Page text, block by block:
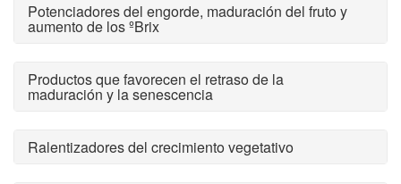
Potenciadores del engorde, maduración del fruto y
aumento de los ºBrix
Productos que favorecen el retraso de la
maduración y la senescencia
Ralentizadores del crecimiento vegetativo